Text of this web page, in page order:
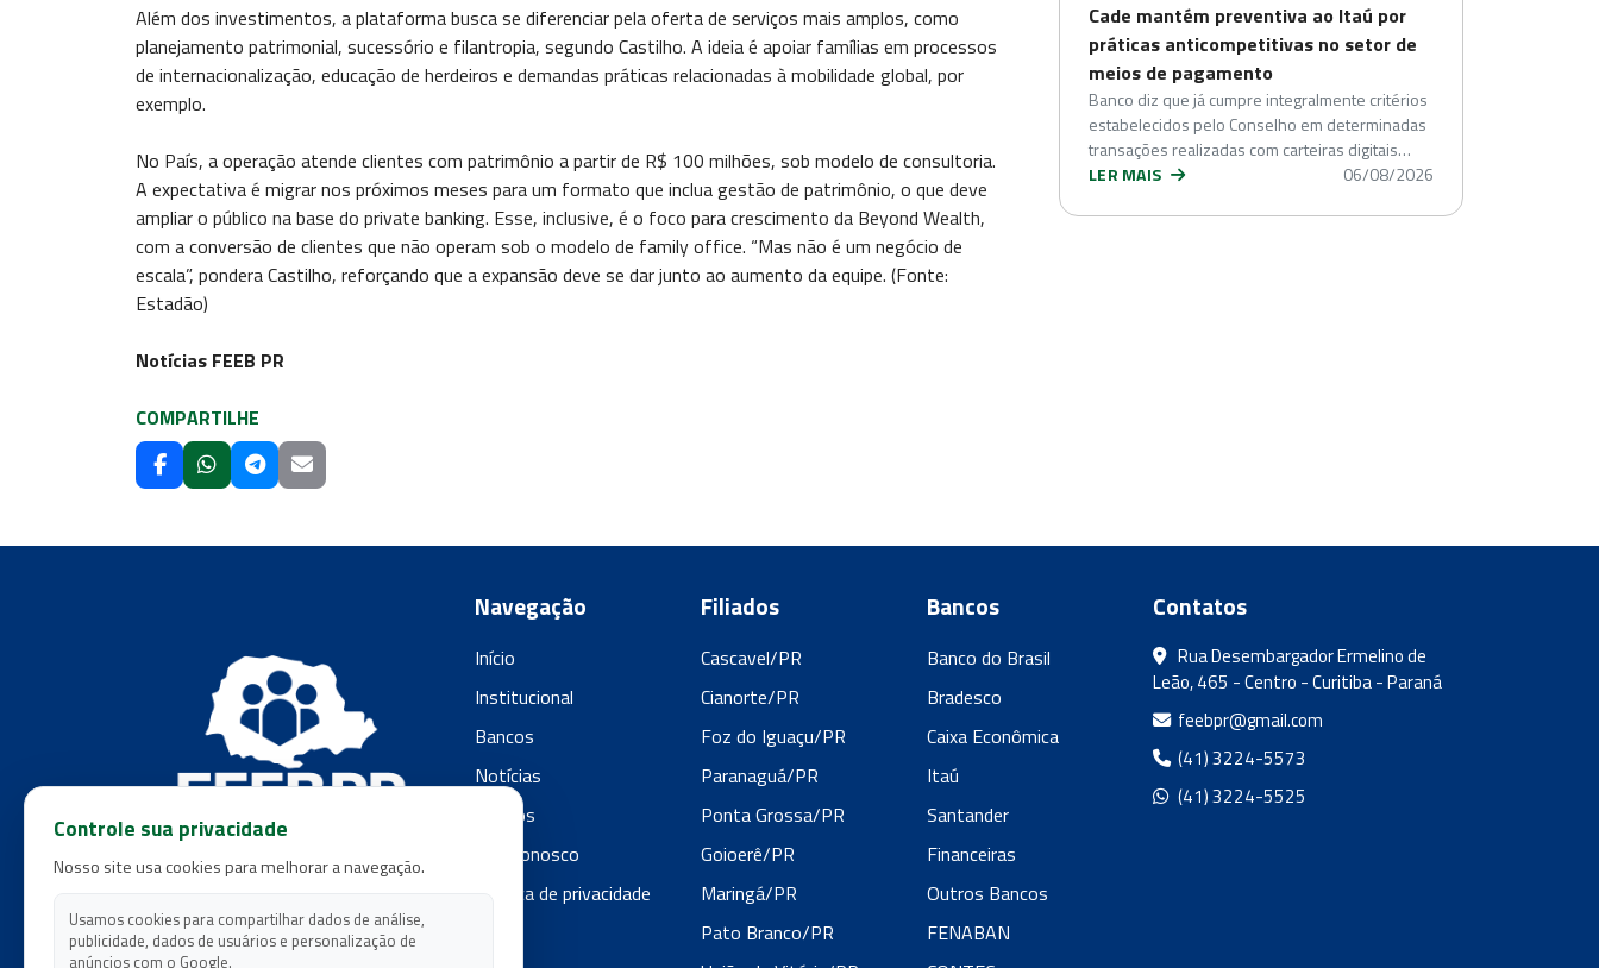
Além dos investimentos, a plataforma busca se diferenciar pela oferta de serviços mais amplos, como
planejamento patrimonial, sucessório e filantropia, segundo Castilho. A ideia é apoiar famílias em processos
de internacionalização, educação de herdeiros e demandas práticas relacionadas à mobilidade global, por
exemplo.
No País, a operação atende clientes com patrimônio a partir de R$ 100 milhões, sob modelo de consultoria.
A expectativa é migrar nos próximos meses para um formato que inclua gestão de patrimônio, o que deve
ampliar o público na base do private banking. Esse, inclusive, é o foco para crescimento da Beyond Wealth,
com a conversão de clientes que não operam sob o modelo de family office. “Mas não é um negócio de
escala”, pondera Castilho, reforçando que a expansão deve se dar junto ao aumento da equipe. (Fonte:
Estadão)
Notícias FEEB PR
COMPARTILHE
Cade mantém preventiva ao Itaú por
práticas anticompetitivas no setor de
meios de pagamento
Banco diz que já cumpre integralmente critérios
estabelecidos pelo Conselho em determinadas
transações realizadas com carteiras digitais…
LER MAIS
06/08/2026
Navegação
Início
Institucional
Bancos
Notícias
Filiados
Fale conosco
Política de privacidade
Filiados
Cascavel/PR
Cianorte/PR
Foz do Iguaçu/PR
Paranaguá/PR
Ponta Grossa/PR
Goioerê/PR
Maringá/PR
Pato Branco/PR
Bancos
Banco do Brasil
Bradesco
Caixa Econômica
Itaú
Santander
Financeiras
Outros Bancos
FENABAN
Contatos
Rua Desembargador Ermelino de
Leão, 465 - Centro - Curitiba - Paraná
feebpr@gmail.com
(41) 3224-5573
(41) 3224-5525
Controle sua privacidade
Nosso site usa cookies para melhorar a navegação.
Usamos cookies para compartilhar dados de análise,
publicidade, dados de usuários e personalização de
anúncios com o Google.